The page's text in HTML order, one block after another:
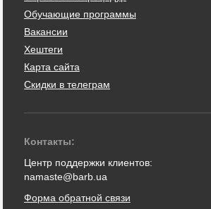
Обучающие программы
Вакансии
Хештеги
Карта сайта
Скидки в телеграм
Контакты:
Центр поддержки клиентов:
namaste@barb.ua
Форма обратной связи